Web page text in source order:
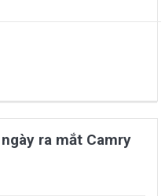
ra mắt Camry